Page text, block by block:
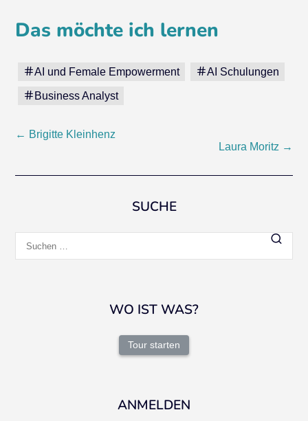
Das möchte ich lernen
AI und Female Empowerment AI Schulungen
Business Analyst
Beitragsnavigation
← Brigitte Kleinhenz
Laura Moritz →
SUCHE
nach:
WO IST WAS?
Tour starten
ANMELDEN